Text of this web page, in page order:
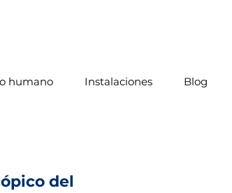
humano Instalaciones Blog
del